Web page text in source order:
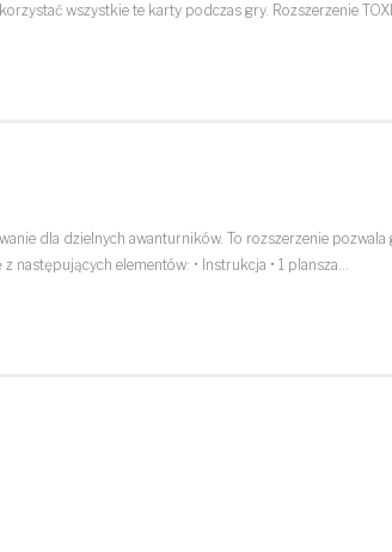
wszystkie te karty podczas gry. Rozszerzenie
dla dzielnych awanturników. To rozszerzenie
następujących elementów: • Instrukcja • 1 plansza…